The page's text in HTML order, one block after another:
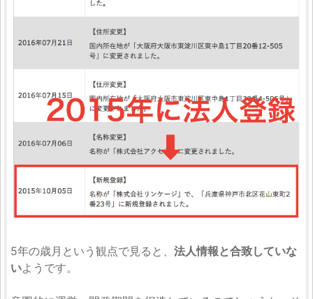
5年の歳月という観点で見ると、 法人情報と合致していな
いようです。